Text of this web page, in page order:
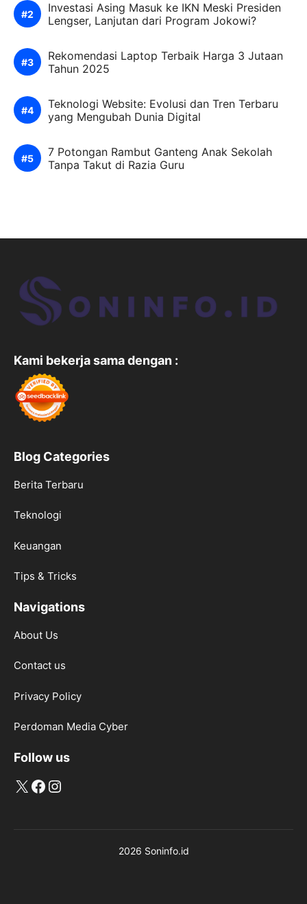
Investasi Asing Masuk ke IKN Meski Presiden
Lengser, Lanjutan dari Program Jokowi?
Rekomendasi Laptop Terbaik Harga 3 Jutaan
Tahun 2025
Teknologi Website: Evolusi dan Tren Terbaru
yang Mengubah Dunia Digital
7 Potongan Rambut Ganteng Anak Sekolah
Tanpa Takut di Razia Guru
Kami bekerja sama dengan :
Blog Categories
Berita Terbaru
Teknologi
Keuangan
Tips & Tricks
Navigations
About Us
Contact us
Privacy Policy
Perdoman Media Cyber
Follow us
X Facebook
Instagram
2026 Soninfo.id